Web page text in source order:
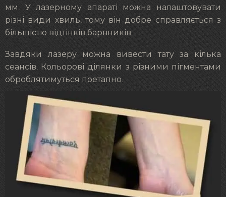
мм. У лазерному апараті можна налаштовувати
різні види хвиль, тому він добре справляється з
більшістю відтінків барвників.
Завдяки лазеру можна вивести тату за кілька
сеансів. Кольорові ділянки з різними пігментами
оброблятимуться поетапно.